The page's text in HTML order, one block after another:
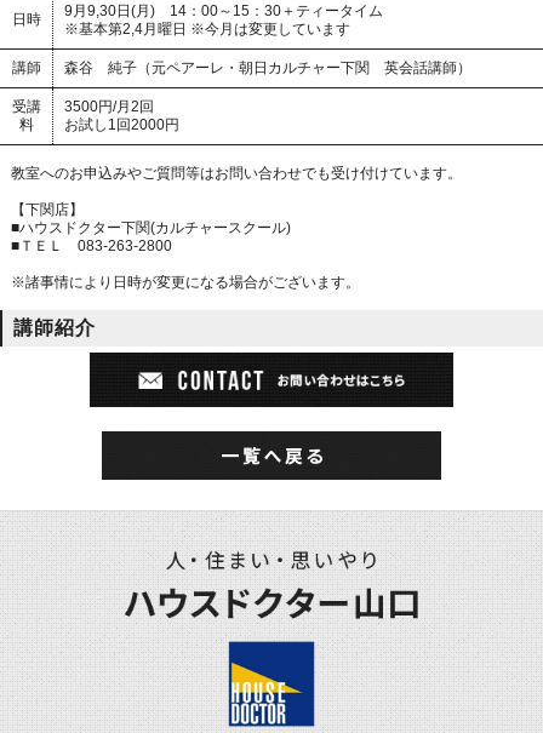
日時
9月9,30日(月) 14：00～15：30＋ティータイム
※基本第2,4月曜日 ※今月は変更しています
講師 森谷 純子（元ペアーレ・朝日カルチャー下関 英会話講師）
受講
料
3500円/月2回
お試し1回2000円
教室へのお申込みやご質問等はお問い合わせでも受け付けています。
【下関店】
■ハウスドクター下関(カルチャースクール)
■ＴＥＬ 083-263-2800
※諸事情により日時が変更になる場合がございます。
講師紹介